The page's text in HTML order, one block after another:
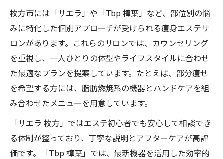
枚方市には「サエラ」や「Tbp 樟葉」など、部位別の悩
みに特化した個別アプローチが受けられる痩身エステサ
ロンがあります。これらのサロンでは、カウンセリング
を重視し、一人ひとりの体型やライフスタイルに合わせ
た最適なプランを提案しています。たとえば、部分痩せ
を希望する方には、脂肪燃焼系の機器とハンドケアを組
み合わせたメニューを用意しています。
「サエラ 枚方」ではエステ初心者でも安心して相談でき
る体制が整っており、丁寧な説明とアフターケアが高評
価です。「Tbp 樟葉」では、最新機器を活用した効率的